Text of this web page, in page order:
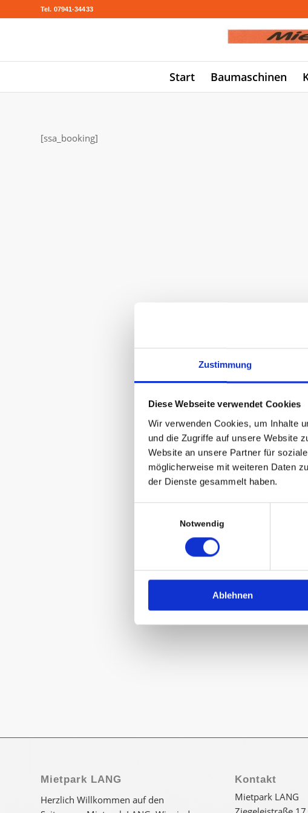
Zustimmung
Diese Webseite verwendet Cookies
Wir verwenden Cookies, um Inhalte
und die Zugriffe auf unsere Website
Website an unsere Partner für
möglicherweise mit weiteren Daten
der Dienste gesammelt haben.
Notwendig
Ablehnen
Tel. 07941-34433
Start Baumaschinen
[ssa_booking]
Mietpark LANG
Herzlich Willkommen auf den
Kontakt
Mietpark LANG